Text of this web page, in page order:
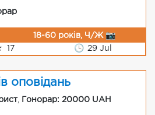
18-60 років, Ч/Ж 📷
17 🕒 29 Jul
оповідань
, Гонорар: 20000 UAH